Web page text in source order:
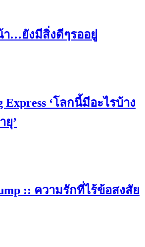
า…ยังมีสิ่งดีๆรออยู่
Express ‘โลกนี้มีอะไรบ้าง
ยุ’
:: ความรักที่ไร้ข้อสงสัย